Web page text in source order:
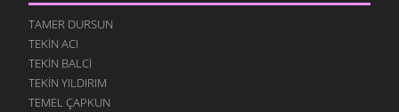
TAMER DURSUN
TEKIN ACI
TEKIN BALCI
TEKIN YILDIRIM
TEMEL ÇAPKUN